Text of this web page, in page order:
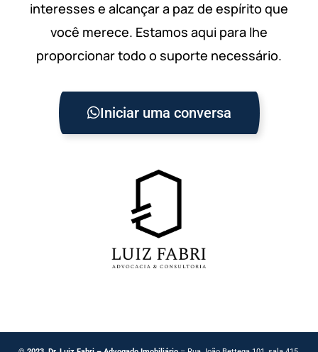
interesses e alcançar a paz de espírito que
você merece. Estamos aqui para lhe
proporcionar todo o suporte necessário.
Iniciar uma conversa